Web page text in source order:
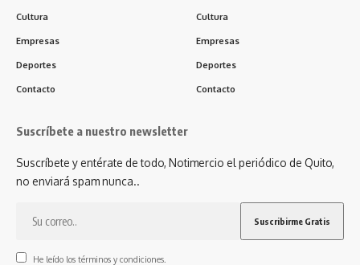
Cultura
Empresas
Deportes
Contacto
Cultura
Empresas
Deportes
Contacto
Suscríbete a nuestro newsletter
Suscríbete y entérate de todo, Notimercio el periódico de Quito,
no enviará spam nunca..
He leído los términos y condiciones.